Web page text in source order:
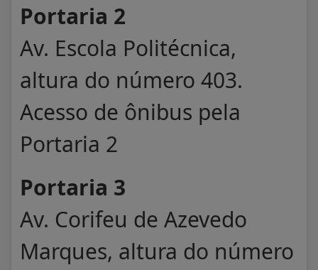
Portaria 2
Av. Escola Politécnica,
altura do número 403.
Acesso de ônibus pela
Portaria 2
Portaria 3
Av. Corifeu de Azevedo
Marques, altura do número